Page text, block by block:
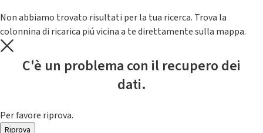
Non abbiamo trovato risultati per la tua ricerca. Trova la
colonnina di ricarica piú vicina a te direttamente sulla mappa.
C'è un problema con il recupero dei
dati.
Per favore riprova.
Riprova